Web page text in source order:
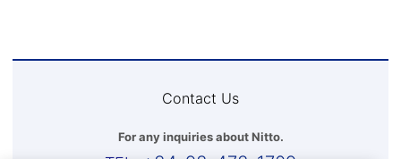
Contact Us
For any inquiries about Nitto.